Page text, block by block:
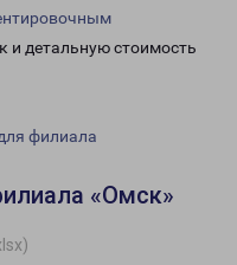
и детальную стоимость
филиала
«Омск»